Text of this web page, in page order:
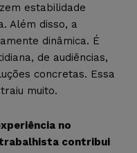
estabilidade
Além disso, a
dinâmica. É
de audiências,
concretas. Essa
muito.
no
contribui